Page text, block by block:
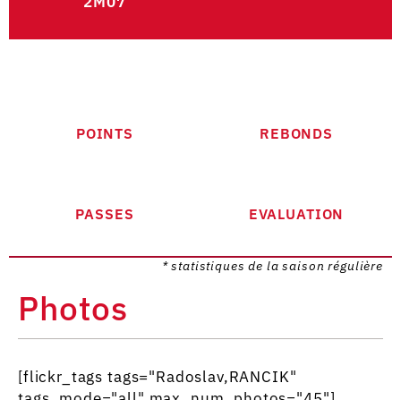
POINTS REBONDS
PASSES EVALUATION
* statistiques de la saison régulière
Photos
[flickr_tags tags="Radoslav,RANCIK"